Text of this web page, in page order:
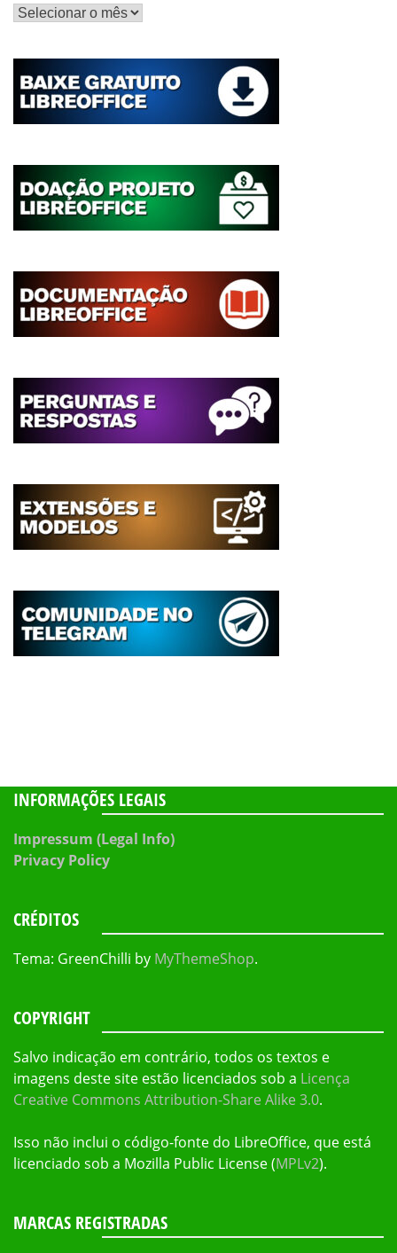
Histórico
postagens
INFORMAÇÕES LEGAIS
Impressum (Legal Info)
Privacy Policy
CRÉDITOS
Tema: GreenChilli by MyThemeShop.
COPYRIGHT
Salvo indicação em contrário, todos os textos e
imagens deste site estão licenciados sob a Licença
Creative Commons Attribution-Share Alike 3.0.
Isso não inclui o código-fonte do LibreOffice, que está
licenciado sob a Mozilla Public License (MPLv2).
MARCAS REGISTRADAS